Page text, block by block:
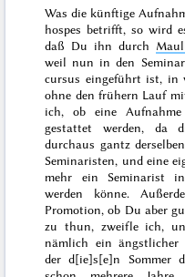
Was die künftige
hospes betrifft,so wird
daß Du ihn durch
weil nun in den
cursus eingeführt ist, in
ohne den frühern Lauf
ich, ob eine
gestattet werden, da
durchaus gantz
Seminaristen, und eine
mehr ein Seminarist
werden könne.
Promotion, ob Du aber
zu thun, zweifle ich,
nämlich ein ängstlicher
der d[ie]s[e]n Sommer